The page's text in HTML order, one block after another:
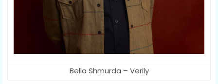
Bella Shmurda – Verily